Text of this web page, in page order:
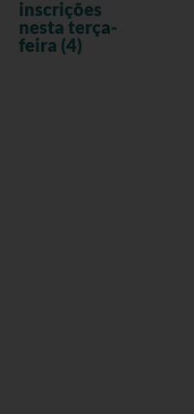
inscrições
nesta terça-
feira (4)